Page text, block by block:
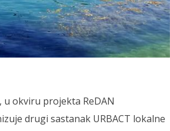
okviru projekta ReDAN
drugi sastanak URBACT lokalne